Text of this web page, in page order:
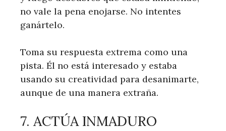
no vale la pena enojarse. No intentes
ganártelo.
Toma su respuesta extrema como una
pista. Él no está interesado y estaba
usando su creatividad para desanimarte,
aunque de una manera extraña.
7. ACTÚA INMADURO